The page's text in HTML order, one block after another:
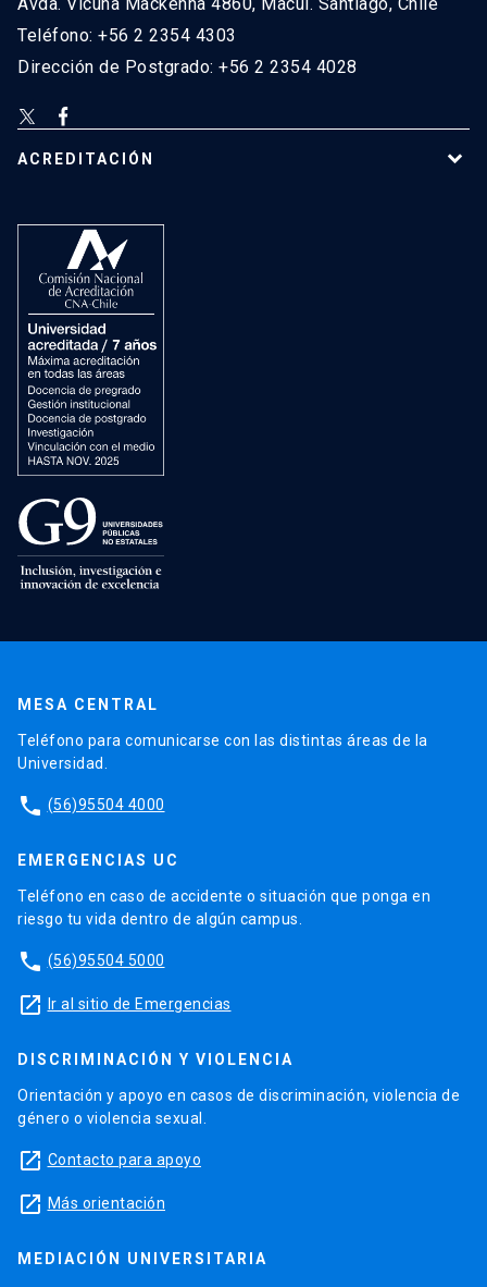
Teléfono: +56 2 2354 4303
Dirección de Postgrado: +56 2 2354 4028
ACREDITACIÓN
MESA CENTRAL
Teléfono para comunicarse con las distintas áreas de la
Universidad.
phone (56)95504 4000
EMERGENCIAS UC
Teléfono en caso de accidente o situación que ponga en
riesgo tu vida dentro de algún campus.
phone (56)95504 5000
launch Ir al sitio de Emergencias
DISCRIMINACIÓN Y VIOLENCIA
Orientación y apoyo en casos de discriminación, violencia de
género o violencia sexual.
launch Contacto para apoyo
launch Más orientación
MEDIACIÓN UNIVERSITARIA